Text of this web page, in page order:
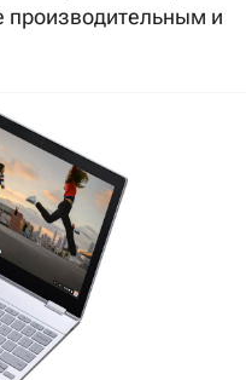
производительным и